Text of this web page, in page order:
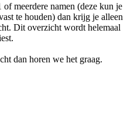
meerdere namen (deze kun je
te houden) dan krijg je alleen
Dit overzicht wordt helemaal
dan horen we het graag.